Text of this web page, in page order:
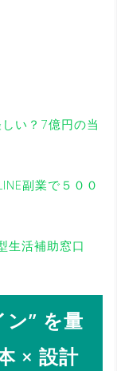
い？7億円の当
副業で５００
生活補助窓口
” を量
× 設計